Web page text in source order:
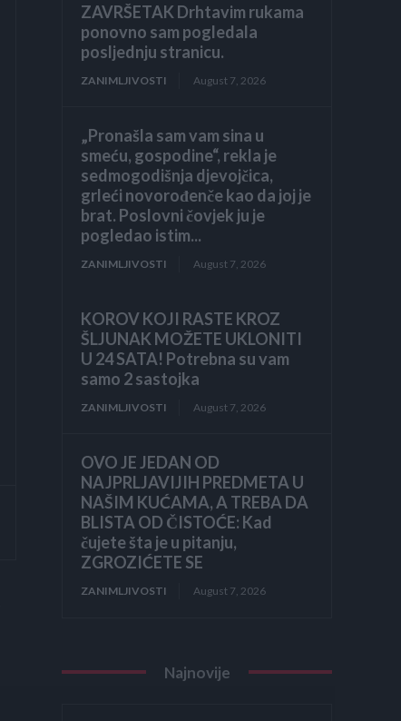
ZAVRŠETAK Drhtavim rukama
ponovno sam pogledala
posljednju stranicu.
ZANIMLJIVOSTI August 7, 2026
„Pronašla sam vam sina u
smeću, gospodine“, rekla je
sedmogodišnja djevojčica,
grleći novorođenče kao da joj je
brat. Poslovni čovjek ju je
pogledao istim...
ZANIMLJIVOSTI August 7, 2026
KOROV KOJI RASTE KROZ
ŠLJUNAK MOŽETE UKLONITI
U 24 SATA! Potrebna su vam
samo 2 sastojka
ZANIMLJIVOSTI August 7, 2026
OVO JE JEDAN OD
NAJPRLJAVIJIH PREDMETA U
NAŠIM KUĆAMA, A TREBA DA
BLISTA OD ČISTOĆE: Kad
čujete šta je u pitanju,
ZGROZIĆETE SE
ZANIMLJIVOSTI August 7, 2026
Najnovije